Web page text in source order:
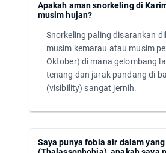
Apakah aman snorkeling di
musim hujan?
Snorkeling paling disarankan
musim kemarau atau musim
Oktober) di mana gelombang
tenang dan jarak pandang di
(visibility) sangat jernih.
Saya punya fobia air dalam